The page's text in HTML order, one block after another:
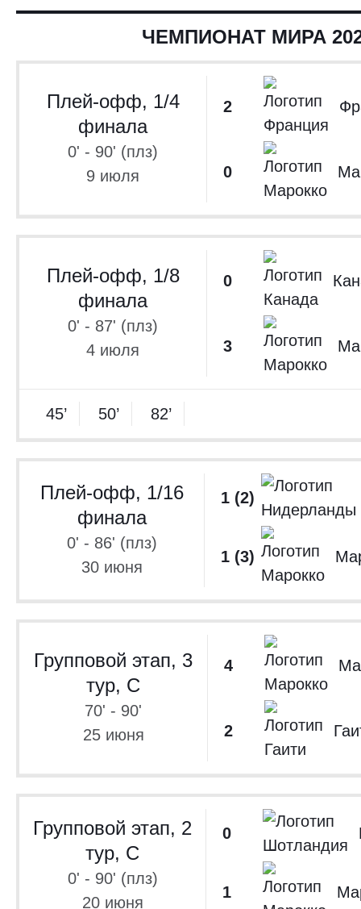
Франция.
Франция.
Чемпионат мира
Кубок
Франция.
Франция.
Франция.
Отбор ЧМ-
Франция.
ЧЕМПИОНАТ МИРА
Плей-офф, 1/4
финала
0' - 90' (плз)
9 июля
2
0
Плей-офф, 1/8
финала
0' - 87' (плз)
4 июля
0
3
45’ 50’ 82’
Плей-офф, 1/16
финала
0' - 86' (плз)
30 июня
1 (2)
1 (3)
Групповой этап, 3
тур, C
70' - 90'
25 июня
4
2
Групповой этап, 2
тур, C
0' - 90' (плз)
20 июня
0
1